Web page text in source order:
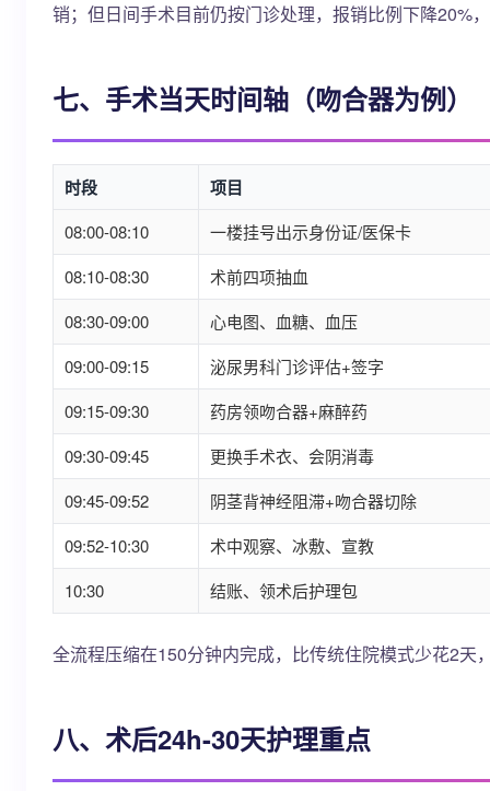
销；但日间手术目前仍按门诊处理，报销比例下降20%
七、手术当天时间轴（吻合器为例）
时段 项目
08:00-08:10
一楼挂号出示身份证/医保卡
08:10-08:30
术前四项抽血
08:30-09:00
心电图、血糖、血压
09:00-09:15
泌尿男科门诊评估+签字
09:15-09:30
药房领吻合器+麻醉药
09:30-09:45
更换手术衣、会阴消毒
09:45-09:52
阴茎背神经阻滞+吻合器切除
09:52-10:30
术中观察、冰敷、宣教
10:30
结账、领术后护理包
全流程压缩在150分钟内完成，比传统住院模式少花2天
八、术后24h-30天护理重点